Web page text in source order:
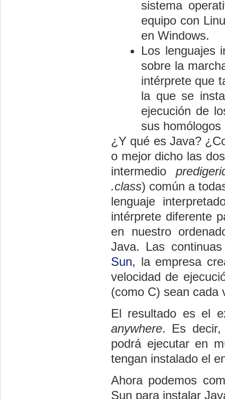
sistema
equipo con
en Windows.
Los lenguajes
sobre la
intérprete que
la que se
ejecución de
sus
¿Y qué es Java?
o mejor dicho las
intermedio
.class) común a
lenguaje
intérprete diferente
en nuestro
Java. Las
Sun, la empresa
velocidad de
(como C) sean cada
El resultado es el
anywhere. Es decir,
podrá ejecutar en
tengan instalado el
Ahora podemos
Sun para instalar